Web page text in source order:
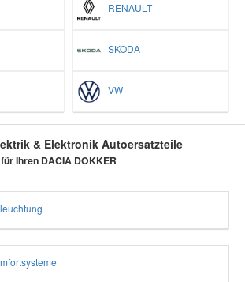
RENAULT
SKODA
VW
& Elektronik Autoersatzteile
für Ihren DACIA DOKKER